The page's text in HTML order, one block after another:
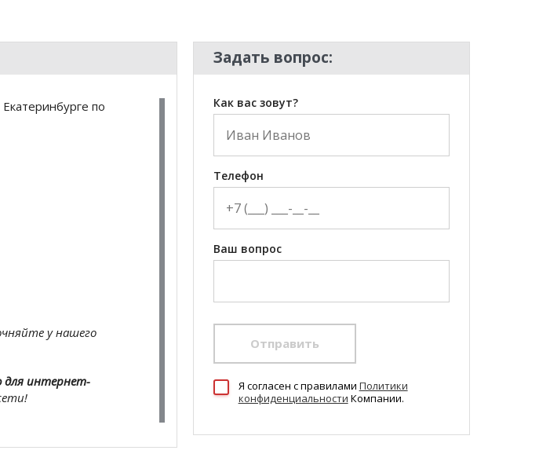
по
у нашего
для интернет-
Задать вопрос:
Как вас зовут?
Телефон
Ваш вопрос
Отправить
Я согласен c правилами Политики
конфиденциальности Компании.